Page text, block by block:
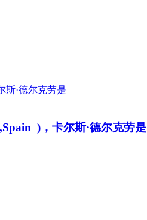
)，卡尔斯·德尔克劳是